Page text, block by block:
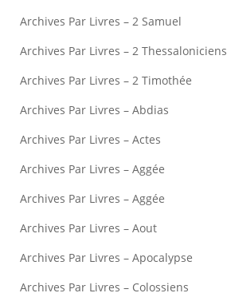
Archives Par Livres – 2 Samuel
Archives Par Livres – 2 Thessaloniciens
Archives Par Livres – 2 Timothée
Archives Par Livres – Abdias
Archives Par Livres – Actes
Archives Par Livres – Aggée
Archives Par Livres – Aggée
Archives Par Livres – Aout
Archives Par Livres – Apocalypse
Archives Par Livres – Colossiens